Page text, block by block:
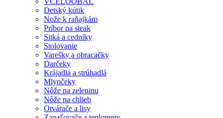
Detský kútik
Nože k raňajkám
Príbor na steak
Sitká a cedníky
Stolovanie
Varešky a obracačky
Darčeky
Krájadlá a strúhadlá
Mlynčeky
Nôže na zeleninu
Nôže na chlieb
Otvárače a lisy